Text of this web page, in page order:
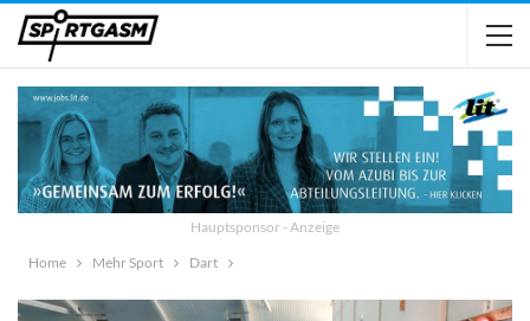
Hauptsponsor - Anzeige
Home
Mehr Sport Dart